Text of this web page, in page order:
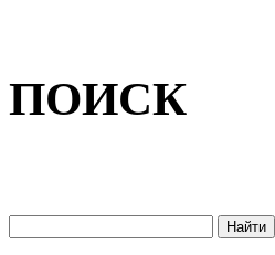
ПОИСК